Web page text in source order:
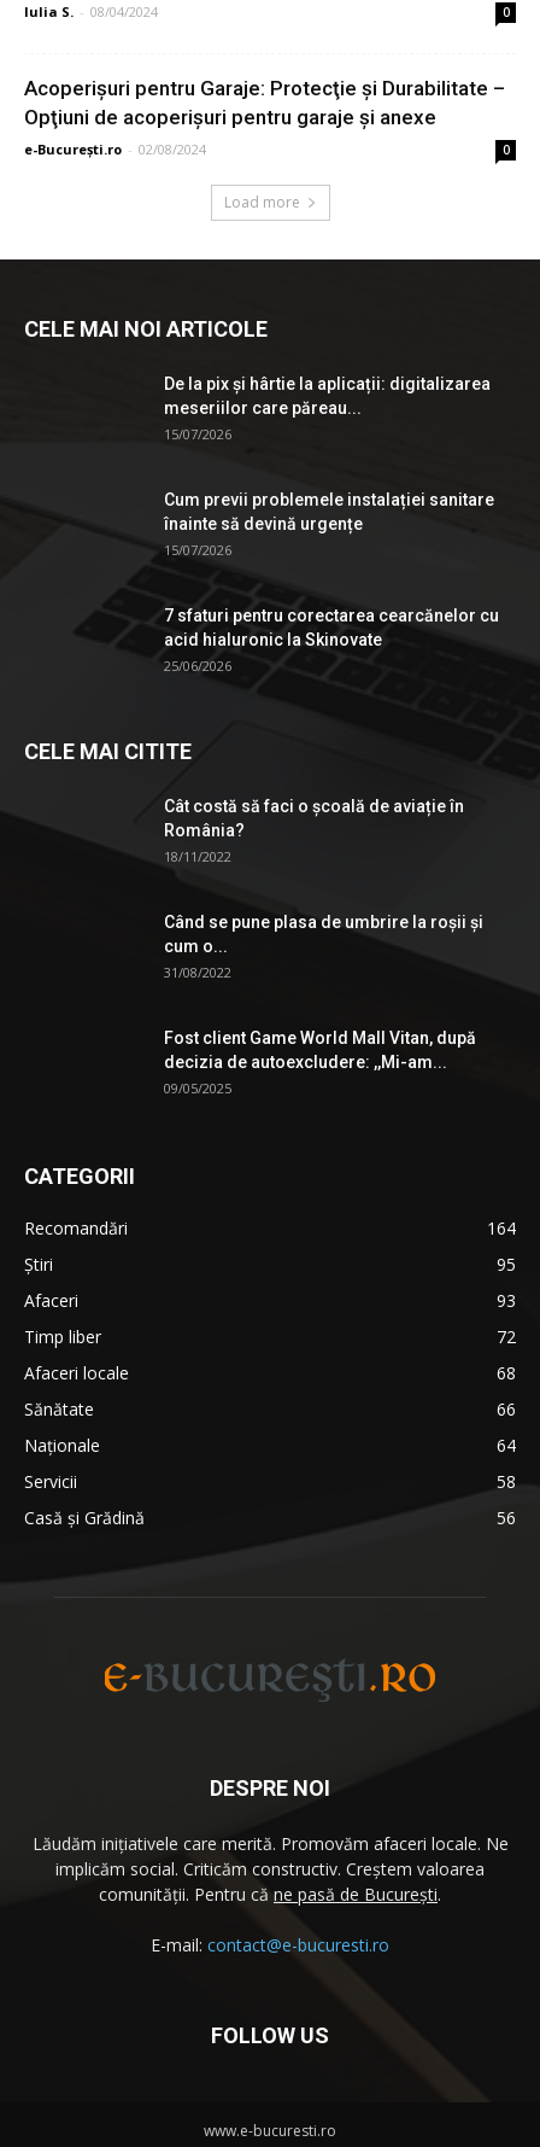
Iulia S. - 08/04/2024 0
Acoperişuri pentru Garaje: Protecţie şi Durabilitate –
Opţiuni de acoperişuri pentru garaje şi anexe
e-București.ro - 02/08/2024 0
Load more
CELE MAI NOI ARTICOLE
De la pix şi hârtie la aplicații: digitalizarea
meseriilor care păreau...
15/07/2026
Cum previi problemele instalației sanitare
înainte să devină urgențe
15/07/2026
7 sfaturi pentru corectarea cearcănelor cu
acid hialuronic la Skinovate
25/06/2026
CELE MAI CITITE
Cât costă să faci o școală de aviație în
România?
18/11/2022
Când se pune plasa de umbrire la roşii şi
cum o...
31/08/2022
Fost client Game World Mall Vitan, după
decizia de autoexcludere: ,,Mi-am...
09/05/2025
CATEGORII
Recomandări
164
Știri
95
Afaceri
93
Timp liber
72
Afaceri locale
68
Sănătate
66
Naționale
64
Servicii
58
Casă și Grădină
56
DESPRE NOI
Lăudăm iniţiativele care merită. Promovăm afaceri locale. Ne
implicăm social. Criticăm constructiv. Creştem valoarea
comunităţii. Pentru că ne pasă de București.
E-mail: contact@e-bucuresti.ro
FOLLOW US
www.e-bucuresti.ro